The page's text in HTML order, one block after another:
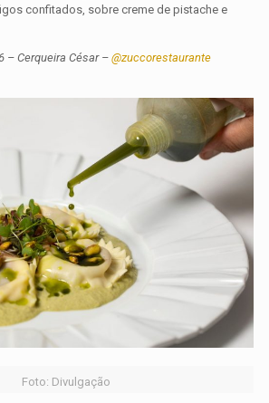
confitados, sobre creme de pistache e
– Cerqueira César –@zuccorestaurante
Foto: Divulgação